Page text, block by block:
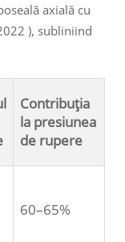
axială cu
), subliniind
Contribuția
la presiunea
de rupere
60–65%